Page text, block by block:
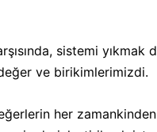
sistemi yıkmak
ve birikimlerimizdi.
her